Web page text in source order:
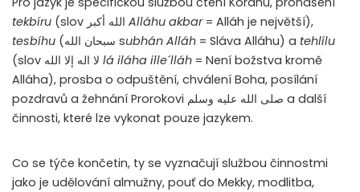
tekbíru
Alláhu akbar= Alláh je největší),
tesbíhu
(سبحان الله subhán Alláh = Sláva Alláhu) a tehlílu
lá iláha ille´lláh = Není božstva kromě
Alláha), prosba o odpuštění, chválení Boha, posílání
pozdravů a žehnání Prorokovi صلى الله عليه وسلم a další
činnosti, které lze vykonat pouze jazykem.
Co se týče končetin, ty se vyznačují službou činnostmi
jako je udělování almužny, pouť do Mekky, modlitba,